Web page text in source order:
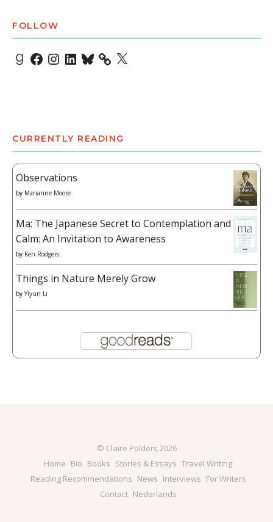
FOLLOW
Goodreads
Facebook
Instagram
LinkedIn
Bluesky X
CURRENTLY READING
Observations
by Marianne Moore
Ma: The Japanese Secret to Contemplation and
Calm: An Invitation to Awareness
by Ken Rodgers
Things in Nature Merely Grow
by Yiyun Li
© Claire Polders 2026
Home Bio Books Stories & Essays Travel Writing
Reading Recommendations News Interviews For Writers
Contact Nederlands